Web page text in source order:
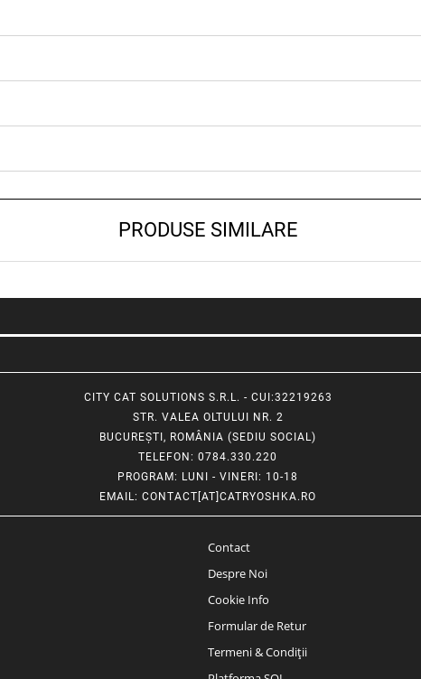
PRODUSE SIMILARE
CITY CAT SOLUTIONS S.R.L. - CUI:32219263
STR. VALEA OLTULUI NR. 2
BUCUREȘTI, ROMÂNIA (SEDIU SOCIAL)
TELEFON : 0784.330.220
PROGRAM: LUNI - VINERI: 10-18
EMAIL: CONTACT[AT]CATRYOSHKA.RO
Contact
Despre Noi
Cookie Info
Formular de Retur
Termeni & Condiții